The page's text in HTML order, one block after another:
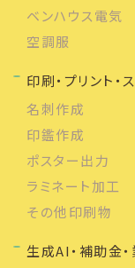
ベンハウス電気
空調服
印刷・プリント・
名刺作成
印鑑作成
ポスター出力
ラミネート加工
その他印刷物
生成AI・補助金